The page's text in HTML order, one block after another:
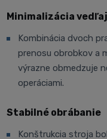
Minimalizácia
Kombinácia dvoch
prenosu obrobkov a
výrazne obmedzuje
operáciami.
Stabilné obrábanie
Konštrukcia stroja